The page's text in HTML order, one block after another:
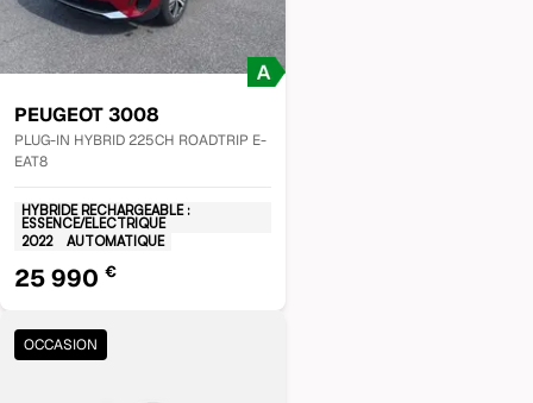
PEUGEOT3008
PLUG-IN HYBRID 225CH ROADTRIP E-
EAT8
HYBRIDE RECHARGEABLE :
ESSENCE/ELECTRIQUE
2022
AUTOMATIQUE
25 990 €
OCCASION